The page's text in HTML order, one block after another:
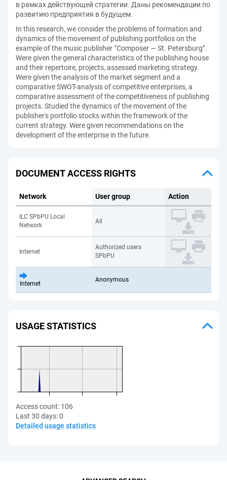
в рамках действующей стратегии. Даны рекомендации по
развитию предприятия в будущем.
In this research, we consider the problems of formation and
dynamics of the movement of publishing portfolios on the
example of the music publisher “Composer — St. Petersburg”.
Were given the general characteristics of the publishing house
and their repertoire, projects, assessed marketing strategy.
Were given the analysis of the market segment and a
comparative SWOT-analysis of competitive enterprises, a
comparative assessment of the competitiveness of publishing
projects. Studied the dynamics of the movement of the
publisher's portfolio stocks within the framework of the
current strategy. Were given recommendations on the
development of the enterprise in the future.
DOCUMENT ACCESS RIGHTS
Network User group Action
ILC SPbPU Local
Network
All
Internet
Authorized users
SPbPU
Internet
Anonymous
USAGE STATISTICS
Access count: 106
Last 30 days:0
Detailed usage statistics